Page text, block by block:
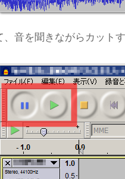
音を聞きながらカット